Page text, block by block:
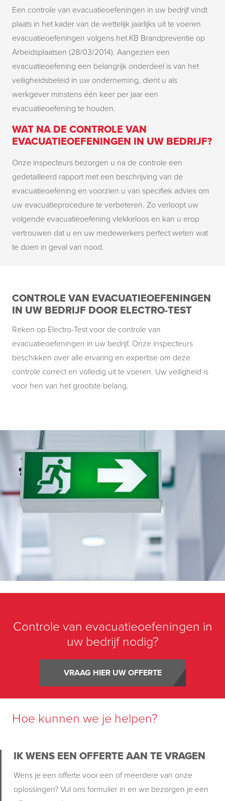
Een controle van evacuatieoefeningen in uw bedrijf vindt
plaats in het kader van de wettelijk jaarlijks uit te voeren
evacuatieoefeningen volgens het KB Brandpreventie op
Arbeidsplaatsen (28/03/2014). Aangezien een
evacuatieoefening een belangrijk onderdeel is van het
veiligheidsbeleid in uw onderneming, dient u als
werkgever minstens één keer per jaar een
evacuatieoefening te houden.
WAT NA DE CONTROLE VAN
EVACUATIEOEFENINGEN IN UW BEDRIJF?
Onze inspecteurs bezorgen u na de controle een
gedetailleerd rapport met een beschrijving van de
evacuatieoefening en voorzien u van specifiek advies om
uw evacuatieprocedure te verbeteren. Zo verloopt uw
volgende evacuatieoefening vlekkeloos en kan u erop
vertrouwen dat u en uw medewerkers perfect weten wat
te doen in geval van nood.
CONTROLE VAN EVACUATIEOEFENINGEN
IN UW BEDRIJF DOOR ELECTRO-TEST
Reken op Electro-Test voor de controle van
evacuatieoefeningen in uw bedrijf. Onze inspecteurs
beschikken over alle ervaring en expertise om deze
controle correct en volledig uit te voeren. Uw veiligheid is
voor hen van het grootste belang.
Controle van evacuatieoefeningen in
uw bedrijf nodig?
VRAAG HIER UW OFFERTE
Hoe kunnen we je helpen?
IK WENS EEN OFFERTE AAN TE VRAGEN
Wens je een offerte voor een of meerdere van onze
oplossingen? Vul ons formulier in en we bezorgen je een